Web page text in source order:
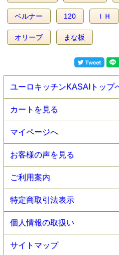
ベルナー 120 ＩＨ
オリーブ まな板
ユーロキッチンKASAIトップ
カートを見る
マイページへ
お客様の声を見る
ご利用案内
特定商取引法表示
個人情報の取扱い
サイトマップ